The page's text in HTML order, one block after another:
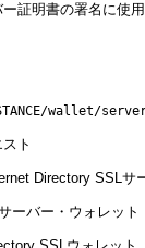
証明書の署名に使用
wallet/
ト
Directory SSLサ
ーバー・ウォレット